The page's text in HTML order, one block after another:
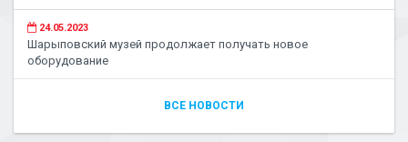
24.05.2023
Шарыповский музей продолжает получать новое
оборудование
ВСЕ НОВОСТИ